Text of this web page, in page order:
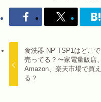
食洗器 NP-TSP1はどこで
売ってる？〜家電量販店、
Amazon、楽天市場で買え
る？